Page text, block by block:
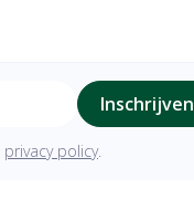
Inschrijven
privacy policy.